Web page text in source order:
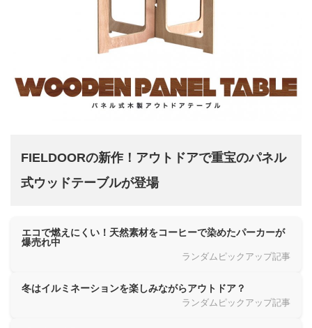
FIELDOORの新作！アウトドアで重宝のパネル
式ウッドテーブルが登場
エコで燃えにくい！天然素材をコーヒーで染めたパーカーが
爆売れ中
ランダムピックアップ記事
冬はイルミネーションを楽しみながらアウトドア？
ランダムピックアップ記事